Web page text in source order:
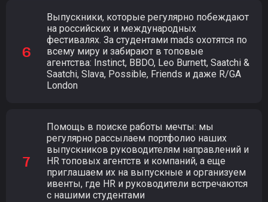
Выпускники, которые регулярно побеждают
на российских и международных
фестивалях. За студентами mads охотятся по
всему миру и забирают в топовые
агентства: Instinct, BBDO, Leo Burnett, Saatchi &
Saatchi, Slava, Possible, Friends и даже R/GA
London
Помощь в поиске работы мечты: мы
регулярно рассылаем портфолио наших
выпускников руководителям направлений и
HR топовых агентств и компаний, а еще
приглашаем их на выпускные и организуем
ивенты, где HR и руководители встречаются
с нашими студентами